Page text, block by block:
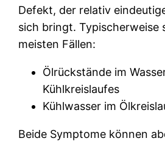
Defekt, der relativ
sich bringt. Typischerweise
meisten Fällen:
Ölrückstände im
Kühlkreislaufes
Kühlwasser im
Beide Symptome können